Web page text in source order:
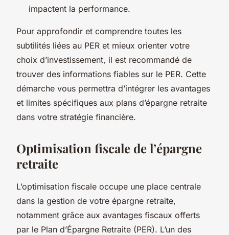
impactent la performance.
Pour approfondir et comprendre toutes les
subtilités liées au PER et mieux orienter votre
choix d’investissement, il est recommandé de
trouver des informations fiables sur le PER. Cette
démarche vous permettra d’intégrer les avantages
et limites spécifiques aux plans d’épargne retraite
dans votre stratégie financière.
Optimisation fiscale de l’épargne
retraite
L’optimisation fiscale occupe une place centrale
dans la gestion de votre épargne retraite,
notamment grâce aux avantages fiscaux offerts
par le Plan d’Épargne Retraite (PER). L’un des